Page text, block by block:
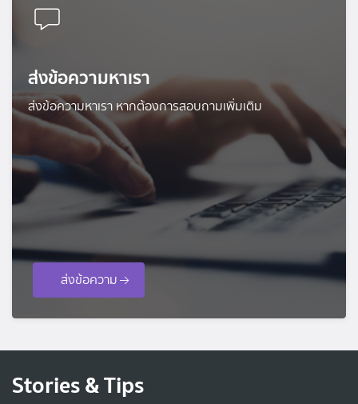
ส่งข้อความหาเรา
ส่งข้อความหาเรา หากต้องการสอบถามเพิ่มเติม
ส่งข้อความ
Stories & Tips